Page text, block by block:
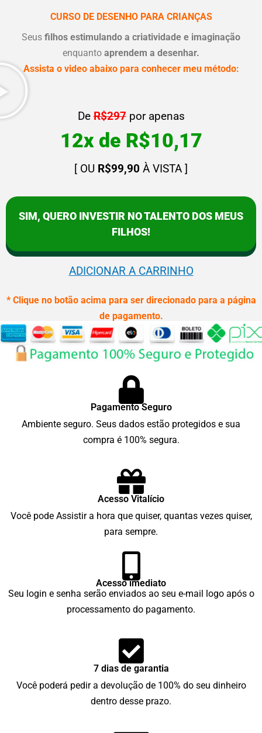
CURSO DE DESENHO PARA CRIANÇAS
Seus filhos estimulando a criatividade e imaginação
enquanto aprendem a desenhar.
Assista o video abaixo para conhecer meu método:
DeR$297por apenas
12x de R$10,17
[ OU R$99,90 À VISTA ]
SIM, QUERO INVESTIR NO TALENTO DOS MEUS
FILHOS!
ADICIONAR A CARRINHO
* Clique no botão acima para ser direcionado para a página
de pagamento.
Pagamento Seguro
Ambiente seguro. Seus dados estão protegidos e sua
compra é 100% segura.
Acesso Vitalício
Você pode Assistir a hora que quiser, quantas vezes quiser,
para sempre.
Acesso imediato
Seu login e senha serão enviados ao seu e-mail logo após o
processamento do pagamento.
7 dias de garantia
Você poderá pedir a devolução de 100% do seu dinheiro
dentro desse prazo.